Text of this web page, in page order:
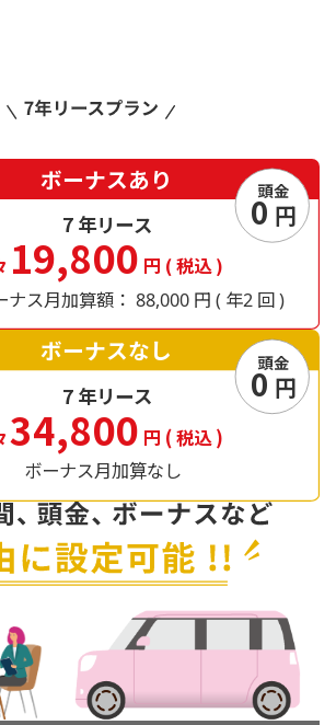
ナス月加算額： 88,000 円 ( 年2 回)
19,800 円 (税込)
ボーナスあり
7年リース
頭金
0 円
ボーナス月加算なし
34,800 円 (税込)
ボーナスなし
7年リース
頭金
0 円